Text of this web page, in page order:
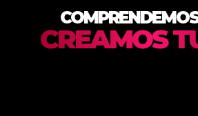
CREAMOS